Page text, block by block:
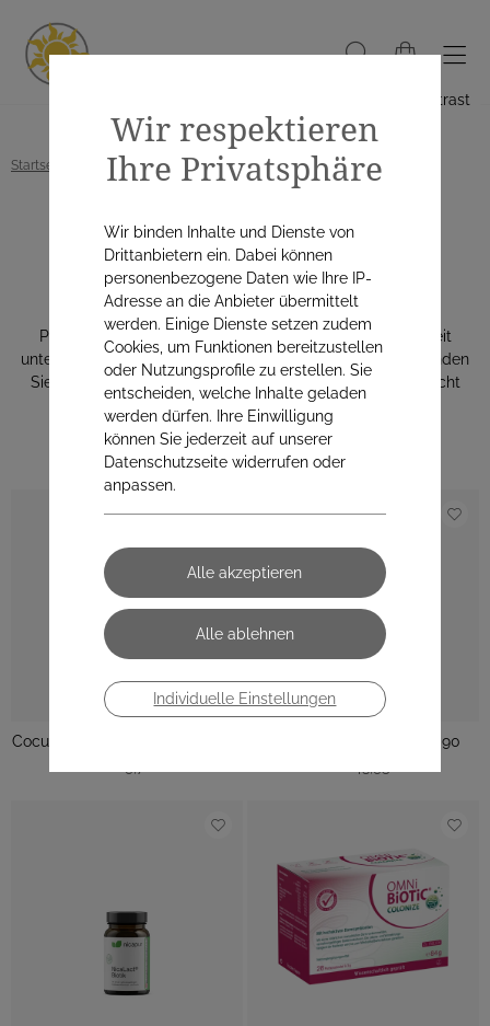
Hoher Kontrast
Startseite Alle Produkte Gesundheitsvorsorge Probiotika
Probiotika
Probiotika können den Darm & die allgemeine Gesundheit
unterstützen. Im
österreichischen Naturapo Online Shop
finden
Sie hochwertige Produkte verschiedener Marken. Psst: Nicht
vergessen - nach jedem Antibiotikum bitte immer ein
Probiotikum. Das macht den Darm glücklich!
Cocurmin Colo Kapseln (30 Stk.)
nicapur NicaLact cura® 90
Wir respektieren
Ihre Privatsphäre
Wir binden Inhalte und Dienste von
Drittanbietern ein. Dabei können
personenbezogene Daten wie Ihre IP-
Adresse an die Anbieter übermittelt
werden. Einige Dienste setzen zudem
Cookies, um Funktionen bereitzustellen
oder Nutzungsprofile zu erstellen. Sie
entscheiden, welche Inhalte geladen
werden dürfen. Ihre Einwilligung
können Sie jederzeit auf unserer
Datenschutzseite widerrufen oder
anpassen.
Individuelle Einstellungen